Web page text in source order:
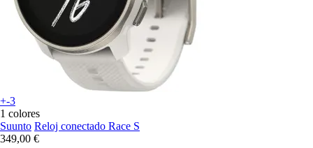
+-3
1 colores
Suunto Reloj conectado Race S
349,00 €